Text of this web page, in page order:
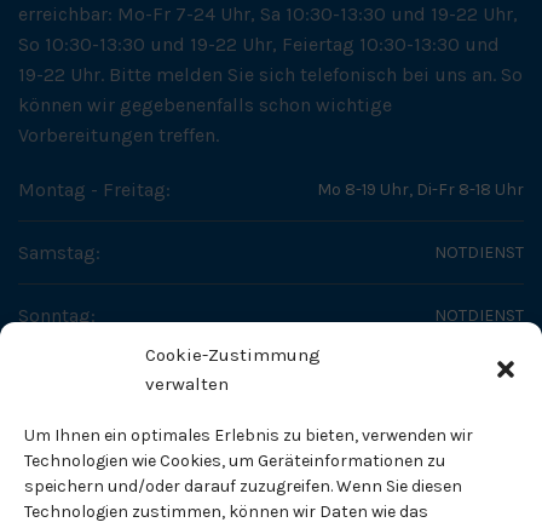
Cookie-Zustimmung
verwalten
Um Ihnen ein optimales Erlebnis zu bieten, verwenden wir
Technologien wie Cookies, um Geräteinformationen zu
speichern und/oder darauf zuzugreifen. Wenn Sie diesen
Technologien zustimmen, können wir Daten wie das
erreichbar: Mo-Fr 7-24 Uhr, Sa 10:30-13:30 und 19-22 Uhr,
So 10:30-13:30 und 19-22 Uhr, Feiertag 10:30-13:30 und
19-22 Uhr. Bitte melden Sie sich telefonisch bei uns an. So
können wir gegebenenfalls schon wichtige
Vorbereitungen treffen.
Montag - Freitag: Mo 8-19 Uhr, Di-Fr 8-18 Uhr
Samstag: NOTDIENST
Sonntag: NOTDIENST
SO ERREICHEN SIE UNS
Fachtierarzt für Kleintiere
Pippelweg 71